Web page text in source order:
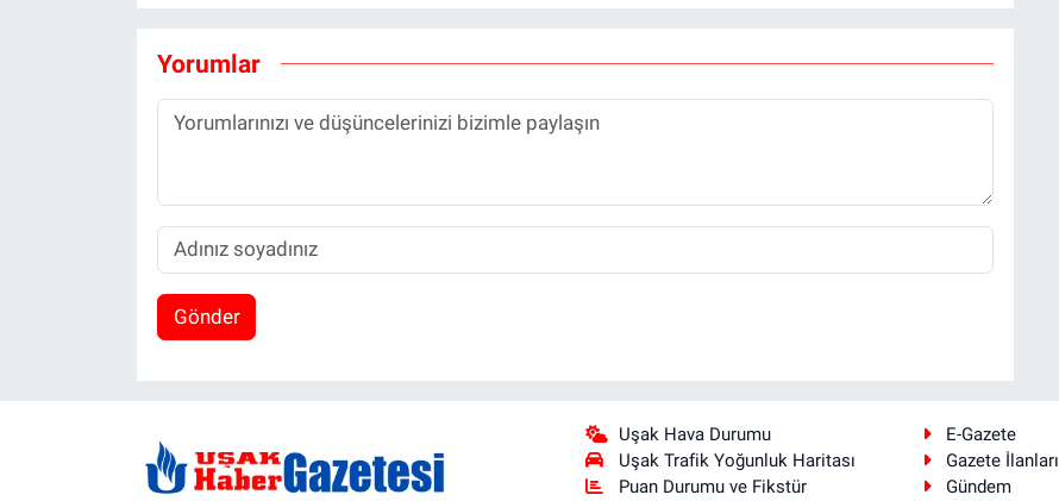
Yorumlar
Gönder
Uşak Hava Durumu
Uşak Trafik Yoğunluk Haritası
Puan Durumu ve Fikstür
E-Gazete
Gazete İlanları
Gündem